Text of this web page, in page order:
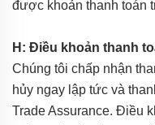
được khoản thanh toán
H: Điều khoản thanh
Chúng tôi chấp nhận
hủy ngay lập tức và
Trade Assurance. Điều